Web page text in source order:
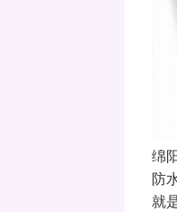
绵
防
就